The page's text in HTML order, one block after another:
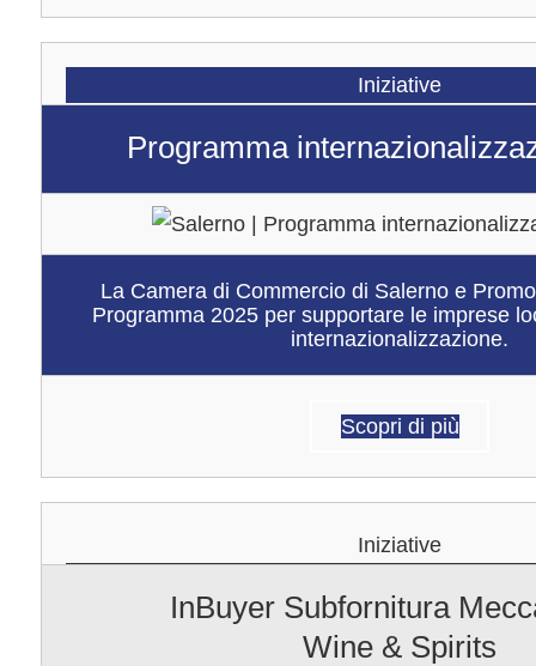
Iniziative
Programma
La Camera di Commercio di Salerno e
Programma 2025 per supportare le imprese
internazionalizzazione.
Scopri di più
Iniziative
InBuyer Subfornitura
Wine & Spirits